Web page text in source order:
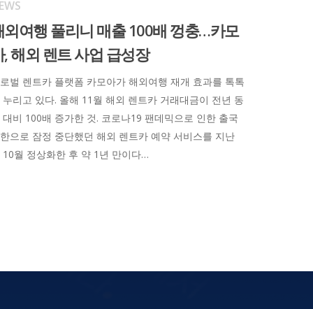
외여행 풀리니 매출 100배 껑충…카모
, 해외 렌트 사업 급성장
벌 렌트카 플랫폼 카모아가 해외여행 재개 효과를 톡톡
리고 있다. 올해 11 월 해외 렌트카 거래대금이 전년 동
비 100배 증가한 것. 코로나19 팬데믹으로 인한 출국
으로 잠정 중단했던 해외 렌트카 예약 서비스를 지난
10월 정상화한 후 약 1년 만이다…